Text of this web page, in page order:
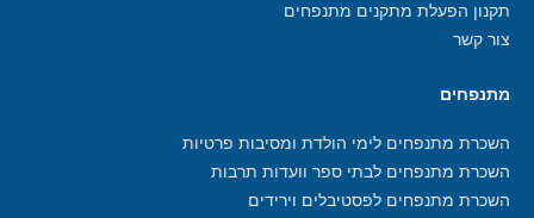
תקנון הפעלת מתקנים מתנפחים
צור קשר
מתנפחים
השכרת מתנפחים לימי הולדת ומסיבות פרטיות
השכרת מתנפחים לבתי ספר וועדות תרבות
השכרת מתנפחים לפסטיבלים וירידים